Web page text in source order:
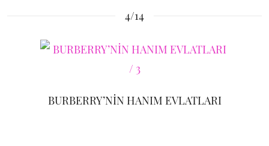
4/14
BURBERRY’NİN HANIM EVLATLARI